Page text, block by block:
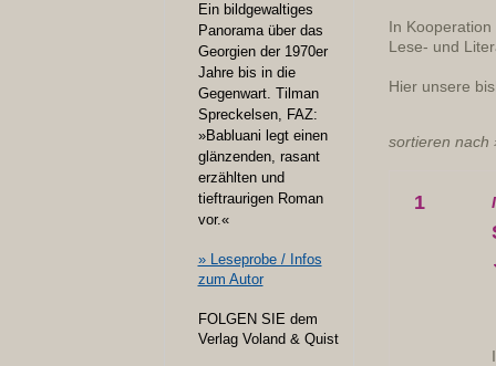
In
Lese- und
Hier unsere
sortieren
1
Ein bildgewaltiges
Panorama über das
Georgien der 1970er
Jahre bis in die
Gegenwart. Tilman
Spreckelsen, FAZ:
»Babluani legt einen
glänzenden, rasant
erzählten und
tieftraurigen Roman
vor.«
» Leseprobe / Infos
zum Autor
FOLGEN SIE dem
Verlag Voland & Quist